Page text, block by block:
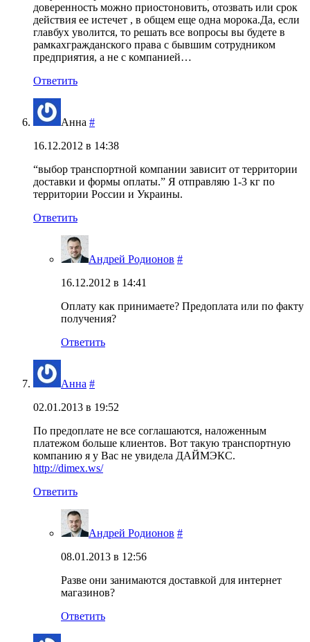
доверенность можно приостоновить, отозвать или срок
действия ее истечет , в общем еще одна морока.Да, если
главбух уволится, то решать все вопросы вы будете в
рамкахгражданского права с бывшим сотрудником
предприятия, а не с компанией…
Ответить
Анна #
16.12.2012 в 14:38
“выбор транспортной компании зависит от территории
доставки и формы оплаты.” Я отправляю 1-3 кг по
территории России и Украины.
Ответить
Андрей Родионов #
16.12.2012 в 14:41
Оплату как принимаете? Предоплата или по факту
получения?
Ответить
Анна #
02.01.2013 в 19:52
По предоплате не все соглашаются, наложенным
платежом больше клиентов. Вот такую транспортную
компанию я у Вас не увидела ДАЙМЭКС.
http://dimex.ws/
Ответить
Андрей Родионов #
08.01.2013 в 12:56
Разве они занимаются доставкой для интернет
магазинов?
Ответить